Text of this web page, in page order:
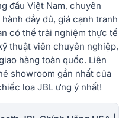
đầu Việt Nam, chuyên
hành đầy đủ, giá cạnh tranh
có thể trải nghiệm thực tế
thuật viên chuyên nghiệp,
hàng toàn quốc. Liên
showroom gần nhất của
loa JBL ưng ý nhất!